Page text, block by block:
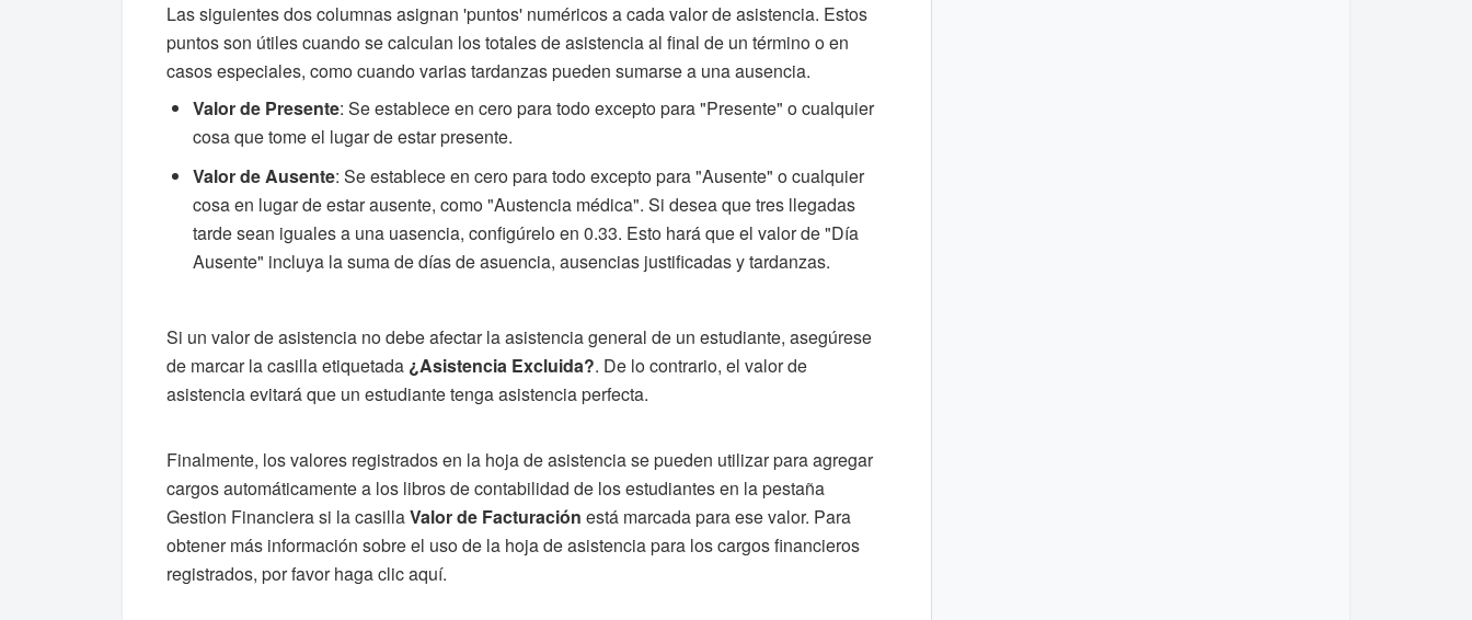
Las siguientes dos columnas asignan 'puntos' numéricos a cada valor de asistencia. Estos
puntos son útiles cuando se calculan los totales de asistencia al final de un término o en
casos especiales, como cuando varias tardanzas pueden sumarse a una ausencia.
Valor de Presente: Se establece en cero para todo excepto para "Presente" o cualquier
cosa que tome el lugar de estar presente.
Valor de Ausente: Se establece en cero para todo excepto para "Ausente" o cualquier
cosa en lugar de estar ausente, como "Austencia médica". Si desea que tres llegadas
tarde sean iguales a una uasencia, configúrelo en 0.33. Esto hará que el valor de "Día
Ausente" incluya la suma de días de asuencia, ausencias justificadas y tardanzas.
Si un valor de asistencia no debe afectar la asistencia general de un estudiante, asegúrese
de marcar la casilla etiquetada ¿Asistencia Excluida?. De lo contrario, el valor de
asistencia evitará que un estudiante tenga asistencia perfecta.
Finalmente, los valores registrados en la hoja de asistencia se pueden utilizar para agregar
cargos automáticamente a los libros de contabilidad de los estudiantes en la pestaña
Gestion Financiera si la casillaValor de Facturación está marcada para ese valor. Para
obtener más información sobre el uso de la hoja de asistencia para los cargos financieros
registrados, por favor haga clic aquí.